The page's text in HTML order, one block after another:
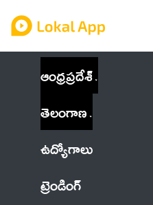
ఆంధ్రప్రదేశ్
తెలంగాణ
ఉద్యోగాలు
ట్రెండింగ్